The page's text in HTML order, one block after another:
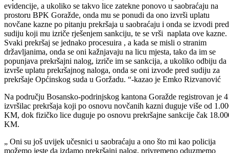
Bosansko-podrinjskog kantona je zadovoljavajuće, kazao je danas
Ureda komesara policije Ministarstva unutrašnjih poslova Emko